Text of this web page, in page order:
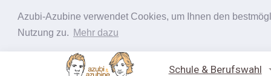
Azubi-Azubine verwendet Cookies, um Ihnen den
Nutzung zu. Mehr dazu
Schule & Berufswahl